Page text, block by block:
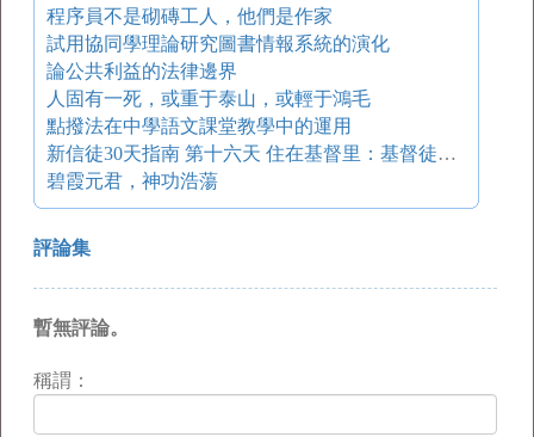
程序員不是砌磚工人，他們是作家
試用協同學理論研究圖書情報系統的演化
論公共利益的法律邊界
人固有一死，或重于泰山，或輕于鴻毛
點撥法在中學語文課堂教學中的運用
新信徒30天指南 第十六天 住在基督里：基督徒生活的中心
碧霞元君，神功浩蕩
評論集
暫無評論。
稱謂：